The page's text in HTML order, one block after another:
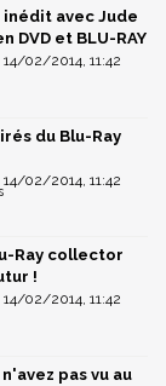
inédit avec Jude
DVD et BLU-RAY
14/02/2014, 11:42
du Blu-Ray
14/02/2014, 11:42
Ray collector
!
14/02/2014, 11:42
pas vu au